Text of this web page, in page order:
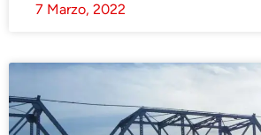
7 Marzo, 2022